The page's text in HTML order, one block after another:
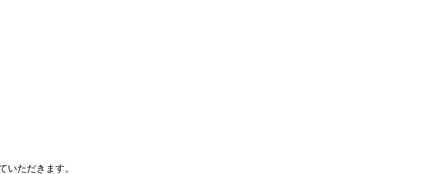
いただきます。